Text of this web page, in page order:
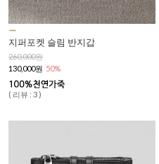
지퍼포켓 슬림 반지갑
260,000원
130,000원 50%
( 리뷰 : 3 )